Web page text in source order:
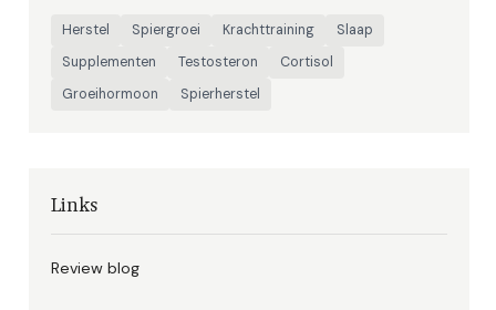
Herstel Spiergroei Krachttraining
Slaap
Supplementen
Testosteron
Cortisol
Groeihormoon
Spierherstel
Links
Review blog